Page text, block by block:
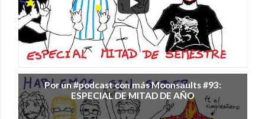
Por un #podcast con más Moonsaults #93:
ESPECIAL DE MITAD DE AÑO